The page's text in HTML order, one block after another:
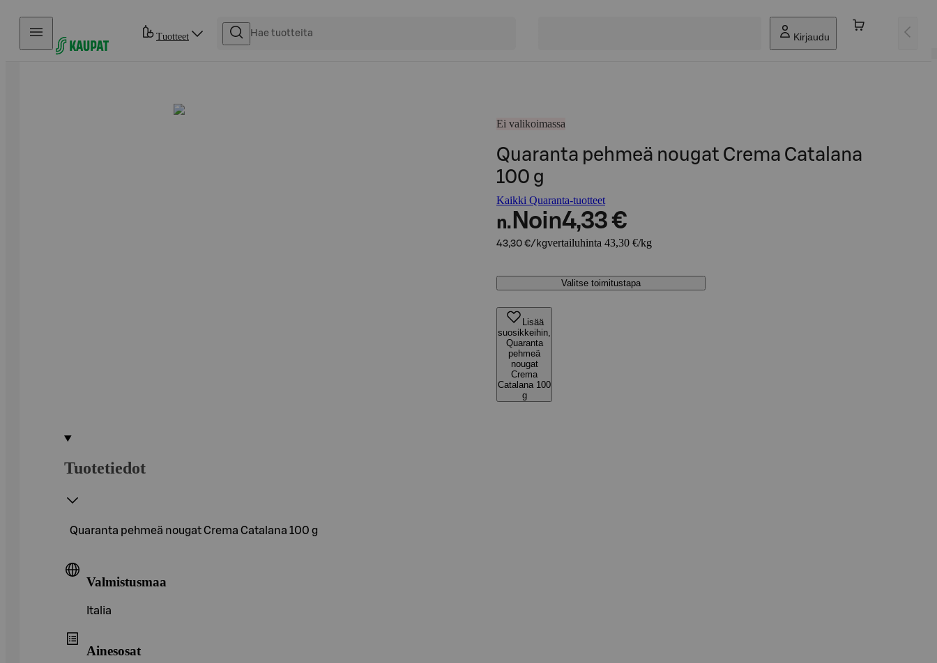
Hyppää sisältöön
Tuotteet Kirjaudu
Ei valikoimassa
Quaranta pehmeä nougat Crema Catalana
100 g
Kaikki Quaranta-tuotteet
n. Noin4,33 €
43,30 €/kgvertailuhinta 43,30 €/kg
Valitse toimitustapa
Lisää
suosikkeihin,
Quaranta
pehmeä
nougat
Crema
Catalana 100
g
Tuotetiedot
Quaranta pehmeä nougat Crema Catalana 100 g
Valmistusmaa
Italia
Ainesosat